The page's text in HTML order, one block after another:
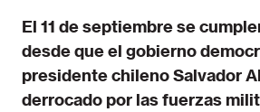
El 11 de septiembre se
desde que el gobierno
presidente chileno Salvador
derrocado por las fuerzas